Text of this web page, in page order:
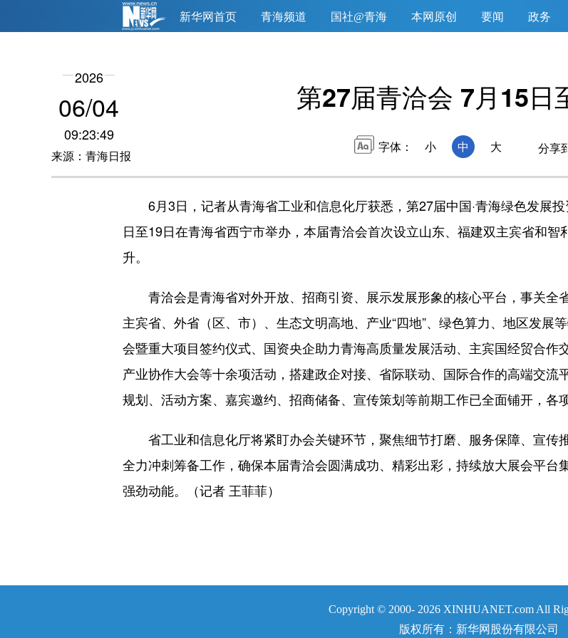
新华网首页 青海频道 国社@青海 本网原创 要闻 政务
2026
06/04
09:23:49
来源：青海日报
第27届青洽会 7月15日
字体： 小 中 大 分享
6月3日，记者从青海省工业和信息化厅获悉，第27届中国·青海绿色发展投
日至19日在青海省西宁市举办，本届青洽会首次设立山东、福建双主宾省和
升。
青洽会是青海省对外开放、招商引资、展示发展形象的核心平台，事关全
主宾省、外省（区、市）、生态文明高地、产业“四地”、绿色算力、地区发展
会暨重大项目签约仪式、国资央企助力青海高质量发展活动、主宾国经贸合
产业协作大会等十余项活动，搭建政企对接、省际联动、国际合作的高端交
规划、活动方案、嘉宾邀约、招商储备、宣传策划等前期工作已全面铺开，各
省工业和信息化厅将紧盯办会关键环节，聚焦细节打磨、服务保障、宣传
全力冲刺筹备工作，确保本届青洽会圆满成功、精彩出彩，持续放大展会平台
强劲动能。（记者 王菲菲）
Copyright © 2000- 2026 XINHUANET.com All
版权所有：新华网股份有限公司